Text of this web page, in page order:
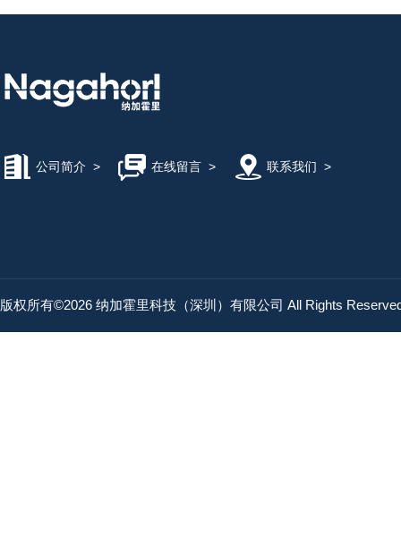
公司简介 > 在线留言> 联系我们 >
版权所有©2026 纳加霍里科技（深圳）有限公司 All Rights